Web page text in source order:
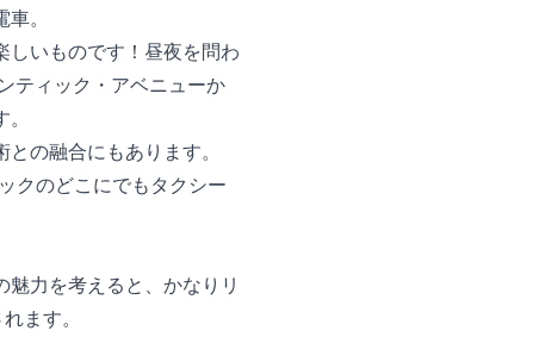
。
しいものです！昼夜を問わ
ティック・アベニューか
の融合にもあります。
クのどこにでもタクシー
力を考えると、かなりリ
ます。